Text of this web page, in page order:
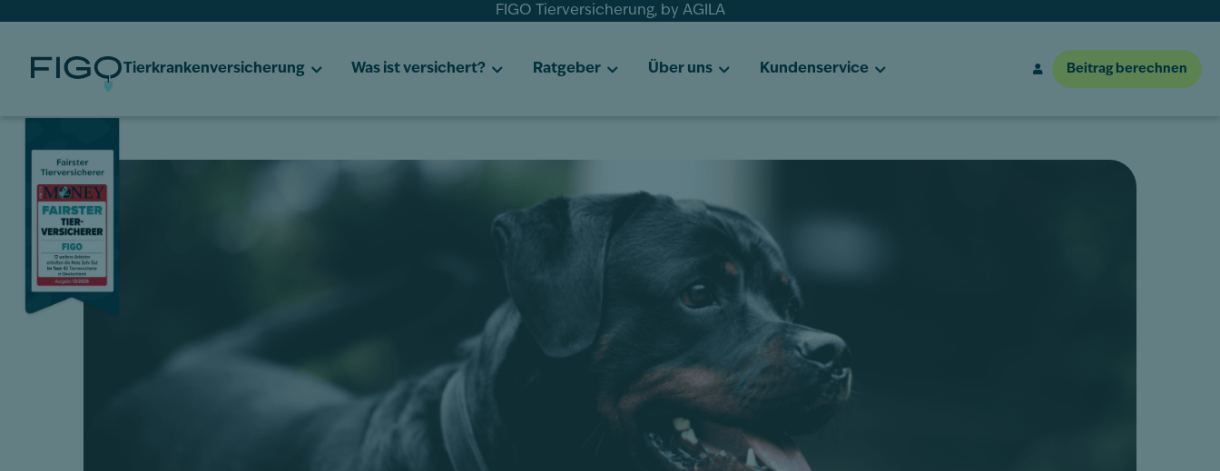
FIGO Tierversicherung, by AGILA
Tierkrankenversicherung Was ist versichert? Ratgeber Über uns Kundenservice Beitrag berechnen